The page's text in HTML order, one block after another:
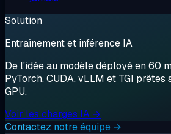
Solution
Entraînement et inférence IA
De l'idée au modèle déployé en 60
PyTorch, CUDA, vLLM et TGI
GPU.
Voir les charges IA →
Contactez notre équipe →